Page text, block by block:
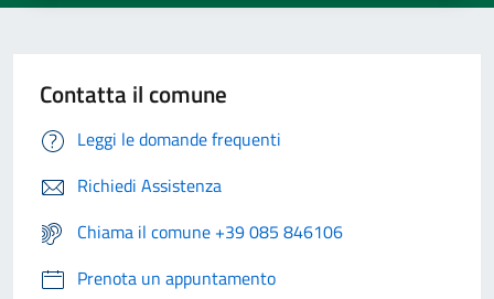
Contatta il comune
Leggi le domande frequenti
Richiedi Assistenza
Chiama il comune +39 085 846106
Prenota un appuntamento